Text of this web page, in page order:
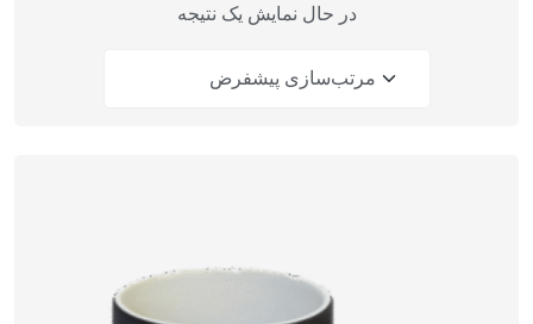
در حال نمایش یک نتیجه